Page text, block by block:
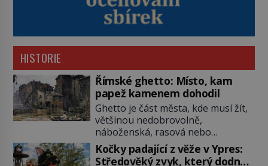
HISTORIE
Římské ghetto: Místo, kam
papež kamenem dohodil
Ghetto je část města, kde musí žít,
většinou nedobrovolně,
náboženská, rasová nebo
národnostní menšina obyvatel.
Bohaté historické zkušenosti mají s
Kočky padající z věže v Ypres:
Středověký zvyk, který dodnes